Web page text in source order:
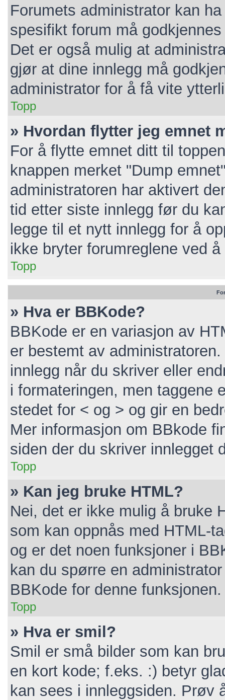
Forumets administrator kan
spesifikt forum må
Det er også mulig at
gjør at dine innlegg må
administrator for å få vite
Topp
» Hvordan flytter jeg emnet
For å flytte emnet ditt til
knappen merket "Dump
administratoren har aktivert
tid etter siste innlegg før du
legge til et nytt innlegg for å
ikke bryter forumreglene ved
Topp
» Hva er BBKode?
BBKode er en variasjon av
er bestemt av
innlegg når du skriver eller
i formateringen, men taggene
stedet for < og > og gir en
Mer informasjon om BBkode
siden der du skriver innlegget
Topp
» Kan jeg bruke HTML?
Nei, det er ikke mulig å bruke
som kan oppnås med HTML-
og er det noen funksjoner i
kan du spørre en
BBKode for denne funksjonen.
Topp
» Hva er smil?
Smil er små bilder som kan
en kort kode; f.eks. :) betyr
kan sees i innleggsiden. Prøv